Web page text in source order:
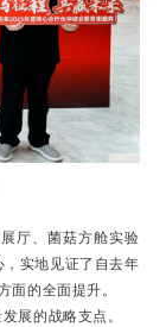
厅、菌菇方舱实验
实地见证了自去年
的全面提升。
展的战略支点。